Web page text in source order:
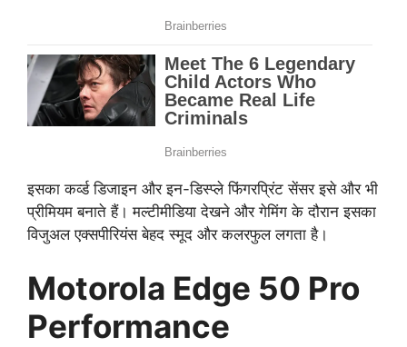
इसका कर्व्ड डिजाइन और इन-डिस्प्ले फिंगरप्रिंट सेंसर इसे और भी
प्रीमियम बनाते हैं। मल्टीमीडिया देखने और गेमिंग के दौरान इसका
विजुअल एक्सपीरियंस बेहद स्मूद और कलरफुल लगता है।
Motorola Edge 50 Pro
Performance